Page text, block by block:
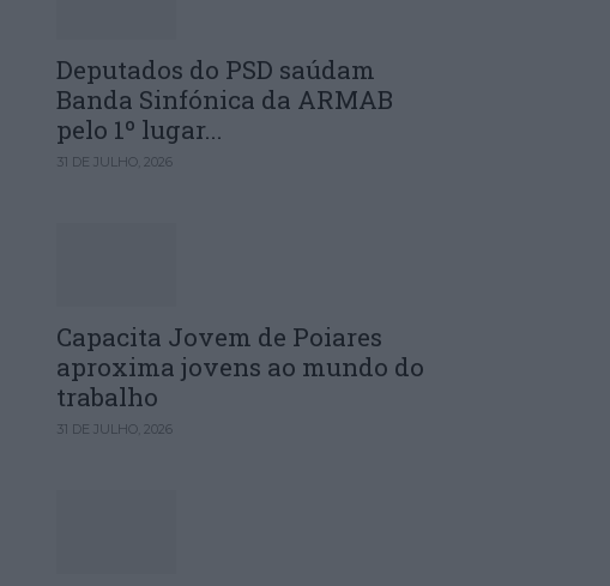
Deputados do PSD saúdam
Banda Sinfónica da ARMAB
pelo 1º lugar...
31 DE JULHO, 2026
Capacita Jovem de Poiares
aproxima jovens ao mundo do
trabalho
31 DE JULHO, 2026